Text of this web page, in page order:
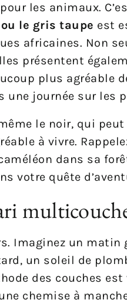
les animaux.
le gris taupe est
africaines. Non
présentent
plus agréable
une journée sur les
le noir, qui
à vivre.
dans sa
votre quête
Imaginez un matin
un soleil de
des couches est
chemise à